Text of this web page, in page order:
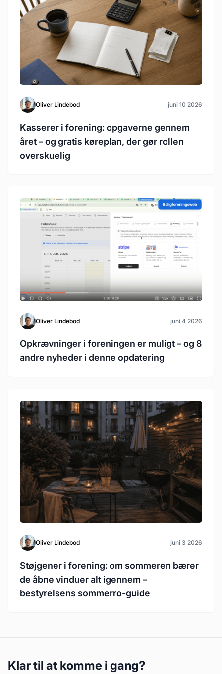
Oliver Lindebod juni 10 2026
Kasserer i forening: opgaverne gennem
året – og gratis køreplan, der gør rollen
overskuelig
Oliver Lindebod juni 4 2026
Opkrævninger i foreningen er muligt – og 8
andre nyheder i denne opdatering
Oliver Lindebod juni 3 2026
Støjgener i forening: om sommeren bærer
de åbne vinduer alt igennem –
bestyrelsens sommerro-guide
Klar til at komme i gang?